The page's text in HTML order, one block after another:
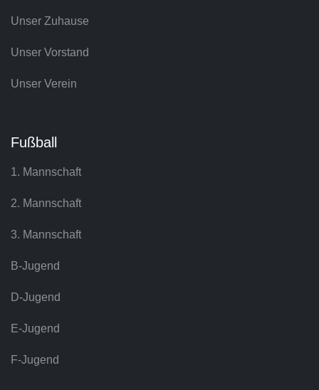
Unser Zuhause
Unser Vorstand
Unser Verein
Fußball
1. Mannschaft
2. Mannschaft
3. Mannschaft
B-Jugend
D-Jugend
E-Jugend
F-Jugend